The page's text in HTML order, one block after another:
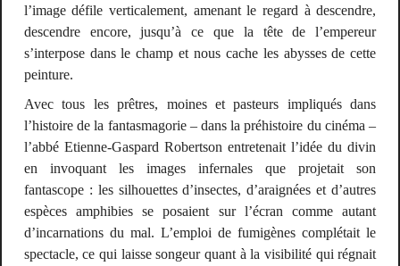
l’image défile verticalement, amenant le regard à descendre,
descendre encore, jusqu’à ce que la tête de l’empereur
s’interpose dans le champ et nous cache les abysses de cette
peinture.
Avec tous les prêtres, moines et pasteurs impliqués dans
l’histoire de la fantasmagorie – dans la préhistoire du cinéma –
l’abbé Etienne-Gaspard Robertson entretenait l’idée du divin
en invoquant les images infernales que projetait son
fantascope : les silhouettes d’insectes, d’araignées et d’autres
espèces amphibies se posaient sur l’écran comme autant
d’incarnations du mal. L’emploi de fumigènes complétait le
spectacle, ce qui laisse songeur quant à la visibilité qui régnait